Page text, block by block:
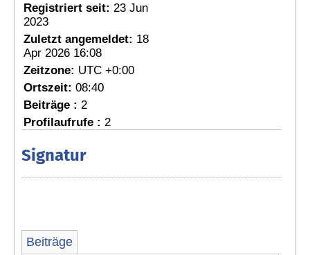
Registriert seit: 23 Jun
2023
Zuletzt angemeldet: 18
Apr 2026 16:08
Zeitzone: UTC +0:00
Ortszeit: 08:40
Beiträge : 2
Profilaufrufe : 2
Signatur
Beiträge